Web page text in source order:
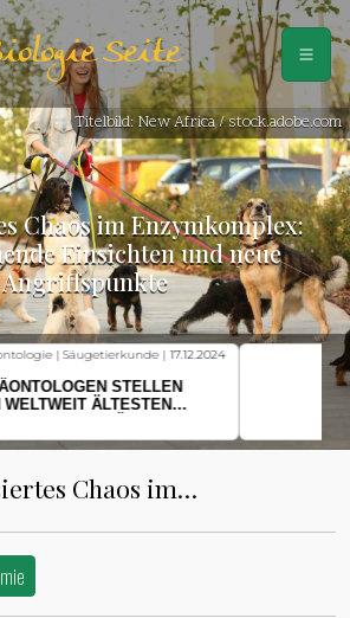
Seite
Titelbild: New Africa / stock.adobe.com
Chaos im Enzymkomplex:
Einsichten und neue
Angriffspunkte
| Klimawandel | 18.11.2024
SETZT
UNTER
Chaos im
und neue Angriffspunkte